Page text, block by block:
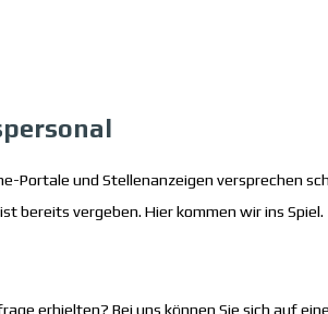
Portale und Stellenanzeigen versprechen
bereits vergeben. Hier kommen wir ins Spiel.
erhielten? Bei uns können Sie sich auf